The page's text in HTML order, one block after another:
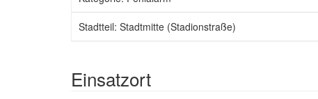
Stadtteil: Stadtmitte (Stadionstraße)
Einsatzort